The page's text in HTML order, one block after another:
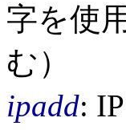
字を使
む）
ipadd: